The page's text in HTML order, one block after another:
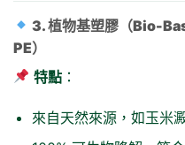
3. 植物基塑膠（Bio-
PE）
特點 ：
來自天然來源，如玉米